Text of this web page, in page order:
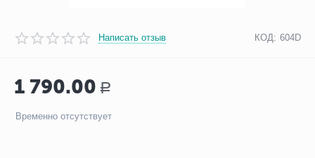
Написать отзыв КОД: 604D
1 790.00 Р
Временно отсутствует